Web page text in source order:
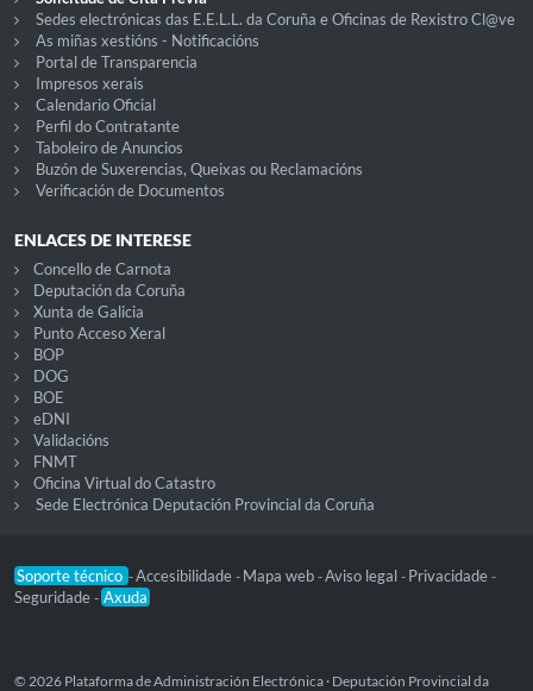
Sedes electrónicas das E.E.L.L. da Coruña e Oficinas de Rexistro Cl@ve
As miñas xestións - Notificacións
Portal de Transparencia
Impresos xerais
Calendario Oficial
Perfil do Contratante
Taboleiro de Anuncios
Buzón de Suxerencias, Queixas ou Reclamacións
Verificación de Documentos
ENLACES DE INTERESE
Concello de Carnota
Deputación da Coruña
Xunta de Galicia
Punto Acceso Xeral
BOP
DOG
BOE
eDNI
Validacións
FNMT
Oficina Virtual do Catastro
Sede Electrónica Deputación Provincial da Coruña
Soporte técnico -Accesibilidade - Mapa web -Aviso legal - Privacidade -
Seguridade - Axuda
© 2026 Plataforma de Administración Electrónica · Deputación Provincial da